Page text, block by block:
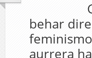
behar
aurrera